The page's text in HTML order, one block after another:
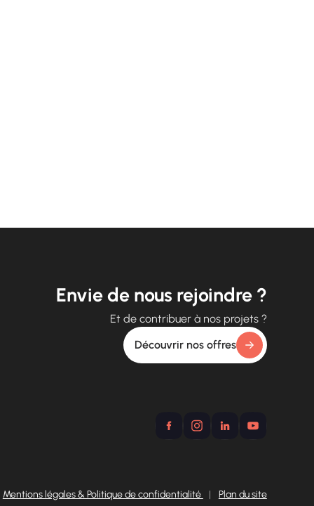
Envie de nous rejoindre ?
Et de contribuer à nos projets ?
Découvrir nos offres
Mentions légales & Politique de confidentialité | Plan du site